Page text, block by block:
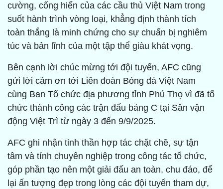
cường, cống hiến của các cầu thủ Việt Nam trong
suốt hành trình vòng loại, khẳng định thành tích
toàn thắng là minh chứng cho sự chuẩn bị nghiêm
túc và bản lĩnh của một tập thể giàu khát vọng.
Bên cạnh lời chúc mừng tới đội tuyển, AFC cũng
gửi lời cảm ơn tới Liên đoàn Bóng đá Việt Nam
cùng Ban Tổ chức địa phương tỉnh Phú Thọ vì đã tổ
chức thành công các trận đấu bảng C tại Sân vận
động Việt Trì từ ngày 3 đến 9/9/2025.
AFC ghi nhận tinh thần hợp tác chặt chẽ, sự tận
tâm và tính chuyên nghiệp trong công tác tổ chức,
góp phần tạo nên một giải đấu an toàn, chu đáo, để
lại ấn tượng đẹp trong lòng các đội tuyển tham dự,